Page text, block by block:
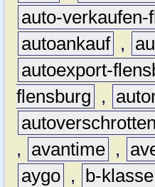
auto-verkaufen-
autoankauf ,
autoexport-
flensburg
,
autoverschrotten
,
avantime ,
aygo , b-klasse